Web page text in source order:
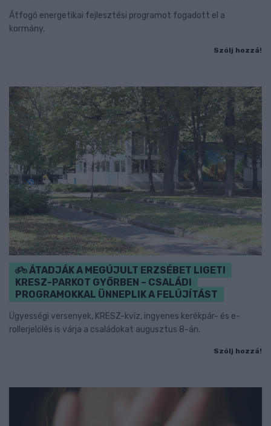
Átfogó energetikai fejlesztési programot fogadott el a
kormány.
Szólj hozzá!
ÁTADJÁK A MEGÚJULT ERZSÉBET LIGETI
KRESZ-PARKOT GYŐRBEN – CSALÁDI
PROGRAMOKKAL ÜNNEPLIK A FELÚJÍTÁST
Ügyességi versenyek, KRESZ-kvíz, ingyenes kerékpár- és e-
rollerjelölés is várja a családokat augusztus 8-án.
Szólj hozzá!